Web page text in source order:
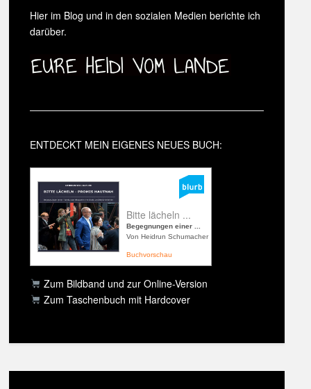
Hier im Blog und in den sozialen Medien berichte ich
darüber.
ENTDECKT MEIN EIGENES NEUES BUCH:
Bitte lächeln ...
Begegnungen einer ...
Von Heidrun Schumacher
Buchvorschau
Zum Bildband und zur Online-Version
Zum Taschenbuch mit Hardcover